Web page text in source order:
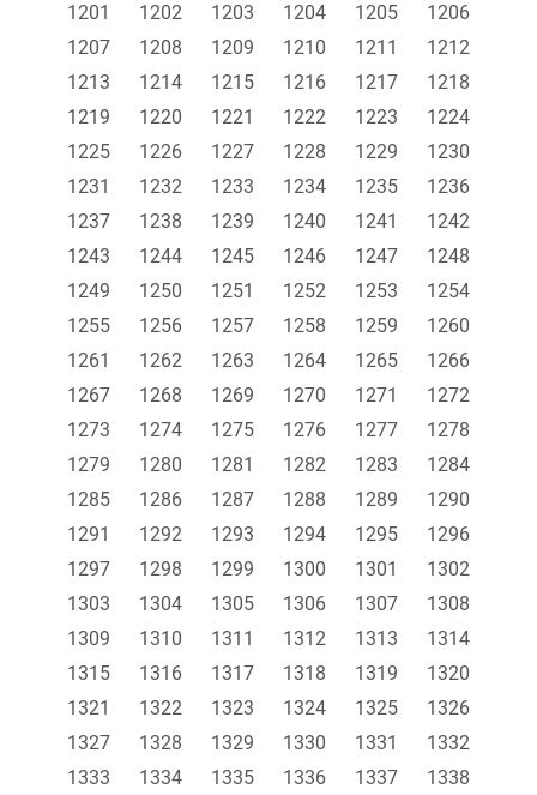
1201
1202 1203 1204 1205
1206
1207
1208 1209 1210 1211
1212
1213
1214 1215 1216 1217
1218
1219
1220 1221 1222 1223
1224
1225
1226 1227 1228 1229
1230
1231
1232 1233 1234 1235
1236
1237
1238 1239 1240 1241
1242
1243
1244 1245 1246 1247
1248
1249
1250 1251 1252 1253
1254
1255
1256 1257 1258 1259
1260
1261
1262 1263 1264 1265
1266
1267
1268 1269 1270 1271
1272
1273
1274 1275 1276 1277
1278
1279
1280 1281 1282 1283
1284
1285
1286 1287 1288 1289
1290
1291
1292 1293 1294 1295
1296
1297
1298 1299 1300 1301
1302
1303
1304 1305 1306 1307
1308
1309
1310 1311 1312 1313
1314
1315
1316 1317 1318 1319
1320
1321
1322 1323 1324 1325
1326
1327
1328 1329 1330 1331
1332
1333
1334 1335 1336 1337 1338